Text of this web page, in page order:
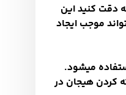
دقت کنید این
موجب ایجاد
میشود.
کردن هیجان در